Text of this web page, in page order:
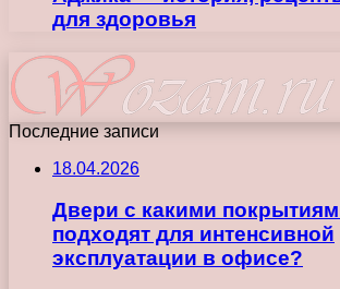
для здоровья
Последние записи
18.04.2026
Двери с какими
подходят для интенсивной
эксплуатации в офисе?